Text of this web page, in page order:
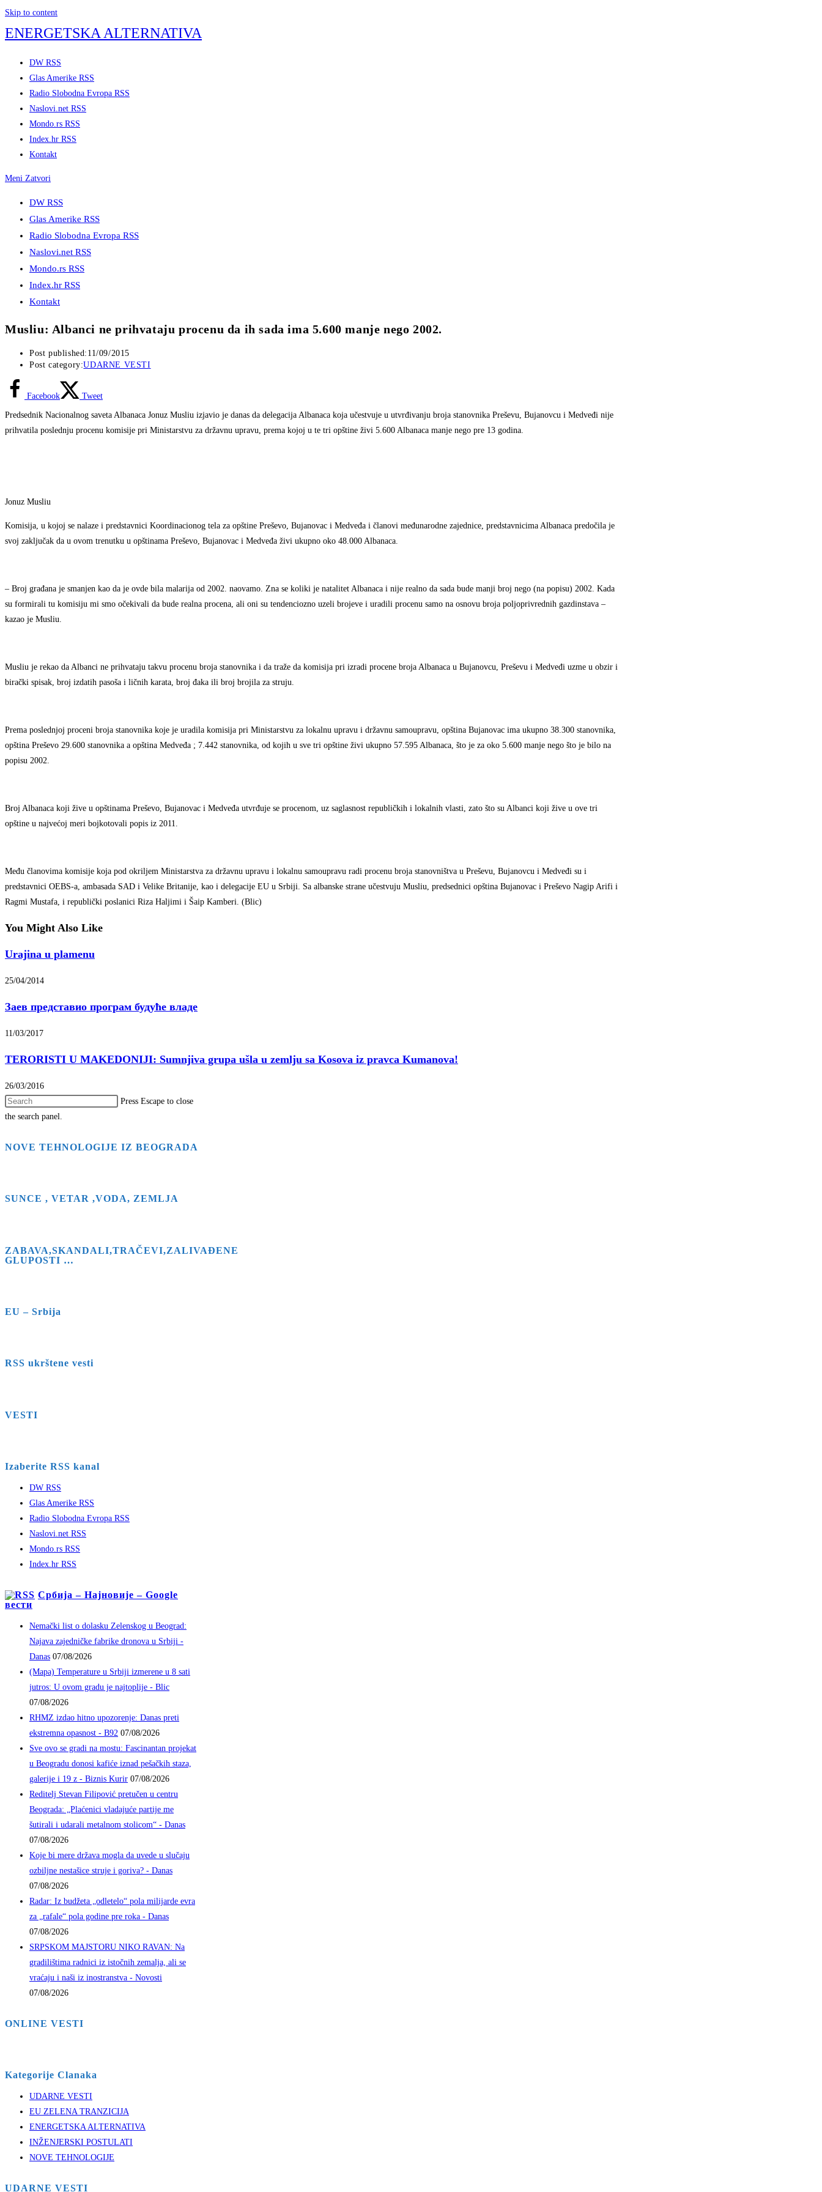
Skip to content
ENERGETSKA ALTERNATIVA
DW RSS
Glas Amerike RSS
Radio Slobodna Evropa RSS
Naslovi.net RSS
Mondo.rs RSS
Index.hr RSS
Kontakt
Meni Zatvori
DW RSS
Glas Amerike RSS
Radio Slobodna Evropa RSS
Naslovi.net RSS
Mondo.rs RSS
Index.hr RSS
Kontakt
Musliu: Albanci ne prihvataju procenu da ih sada ima 5.600 manje nego 2002.
Post published: 11/09/2015
Post category:UDARNE VESTI
Facebook Tweet
Predsednik Nacionalnog saveta Albanaca Jonuz Musliu izjavio je danas da delegacija Albanaca koja učestvuje u utvrđivanju broja stanovnika Preševu, Bujanovcu i Medveđi nije
prihvatila poslednju procenu komisije pri Ministarstvu za državnu upravu, prema kojoj u te tri opštine živi 5.600 Albanaca manje nego pre 13 godina.
Jonuz Musliu
Komisija, u kojoj se nalaze i predstavnici Koordinacionog tela za opštine Preševo, Bujanovac i Medveđa i članovi međunarodne zajednice, predstavnicima Albanaca predočila je
svoj zaključak da u ovom trenutku u opštinama Preševo, Bujanovac i Medveđa živi ukupno oko 48.000 Albanaca.
– Broj građana je smanjen kao da je ovde bila malarija od 2002. naovamo. Zna se koliki je natalitet Albanaca i nije realno da sada bude manji broj nego (na popisu) 2002. Kada
su formirali tu komisiju mi smo očekivali da bude realna procena, ali oni su tendenciozno uzeli brojeve i uradili procenu samo na osnovu broja poljoprivrednih gazdinstava –
kazao je Musliu.
Musliu je rekao da Albanci ne prihvataju takvu procenu broja stanovnika i da traže da komisija pri izradi procene broja Albanaca u Bujanovcu, Preševu i Medveđi uzme u obzir i
birački spisak, broj izdatih pasoša i ličnih karata, broj đaka ili broj brojila za struju.
Prema poslednjoj proceni broja stanovnika koje je uradila komisija pri Ministarstvu za lokalnu upravu i državnu samoupravu, opština Bujanovac ima ukupno 38.300 stanovnika,
opština Preševo 29.600 stanovnika a opština Medveđa ; 7.442 stanovnika, od kojih u sve tri opštine živi ukupno 57.595 Albanaca, što je za oko 5.600 manje nego što je bilo na
popisu 2002.
Broj Albanaca koji žive u opštinama Preševo, Bujanovac i Medveđa utvrđuje se procenom, uz saglasnost republičkih i lokalnih vlasti, zato što su Albanci koji žive u ove tri
opštine u najvećoj meri bojkotovali popis iz 2011.
Među članovima komisije koja pod okriljem Ministarstva za državnu upravu i lokalnu samoupravu radi procenu broja stanovništva u Preševu, Bujanovcu i Medveđi su i
predstavnici OEBS-a, ambasada SAD i Velike Britanije, kao i delegacije EU u Srbiji. Sa albanske strane učestvuju Musliu, predsednici opština Bujanovac i Preševo Nagip Arifi i
Ragmi Mustafa, i republički poslanici Riza Haljimi i Šaip Kamberi. (Blic)
You Might Also Like
Urajina u plamenu
25/04/2014
Заев представио програм будуће владе
11/03/2017
TERORISTI U MAKEDONIJI: Sumnjiva grupa ušla u zemlju sa Kosova iz pravca Kumanova!
26/03/2016
Press Escape to close
the search panel.
NOVE TEHNOLOGIJE IZ BEOGRADA
SUNCE , VETAR ,VODA, ZEMLJA
ZABAVA,SKANDALI,TRAČEVI,ZALIVAĐENE
GLUPOSTI …
EU – Srbija
RSS ukrštene vesti
VESTI
Izaberite RSS kanal
DW RSS
Glas Amerike RSS
Radio Slobodna Evropa RSS
Naslovi.net RSS
Mondo.rs RSS
Index.hr RSS
Србија – Најновије – Google
вести
Nemački list o dolasku Zelenskog u Beograd:
Najava zajedničke fabrike dronova u Srbiji -
Danas 07/08/2026
(Mapa) Temperature u Srbiji izmerene u 8 sati
jutros: U ovom gradu je najtoplije - Blic
07/08/2026
RHMZ izdao hitno upozorenje: Danas preti
ekstremna opasnost - B92 07/08/2026
Sve ovo se gradi na mostu: Fascinantan projekat
u Beogradu donosi kafiće iznad pešačkih staza,
galerije i 19 z - Biznis Kurir 07/08/2026
Reditelj Stevan Filipović pretučen u centru
Beograda: „Plaćenici vladajuće partije me
šutirali i udarali metalnom stolicom“ - Danas
07/08/2026
Koje bi mere država mogla da uvede u slučaju
ozbiljne nestašice struje i goriva? - Danas
07/08/2026
Radar: Iz budžeta „odletelo“ pola milijarde evra
za „rafale“ pola godine pre roka - Danas
07/08/2026
SRPSKOM MAJSTORU NIKO RAVAN: Na
gradilištima radnici iz istočnih zemalja, ali se
vraćaju i naši iz inostranstva - Novosti
07/08/2026
ONLINE VESTI
Kategorije Clanaka
UDARNE VESTI
EU ZELENA TRANZICIJA
ENERGETSKA ALTERNATIVA
INŽENJERSKI POSTULATI
NOVE TEHNOLOGIJE
UDARNE VESTI